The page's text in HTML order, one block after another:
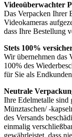
Videoüberwachter
Das Verpacken Ihrer
Videokameras
dass Ihre Bestellung
Stets 100%
Wir übernehmen das
100% des
für Sie als
Neutrale
Ihre Edelmetalle sind
Münztaschen/ -
des Versands
einmalig